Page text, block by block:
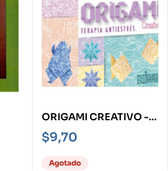
ORIGAMI CREATIVO -
TERAPIA ANTIESTRÉS-
$9,70
Agotado